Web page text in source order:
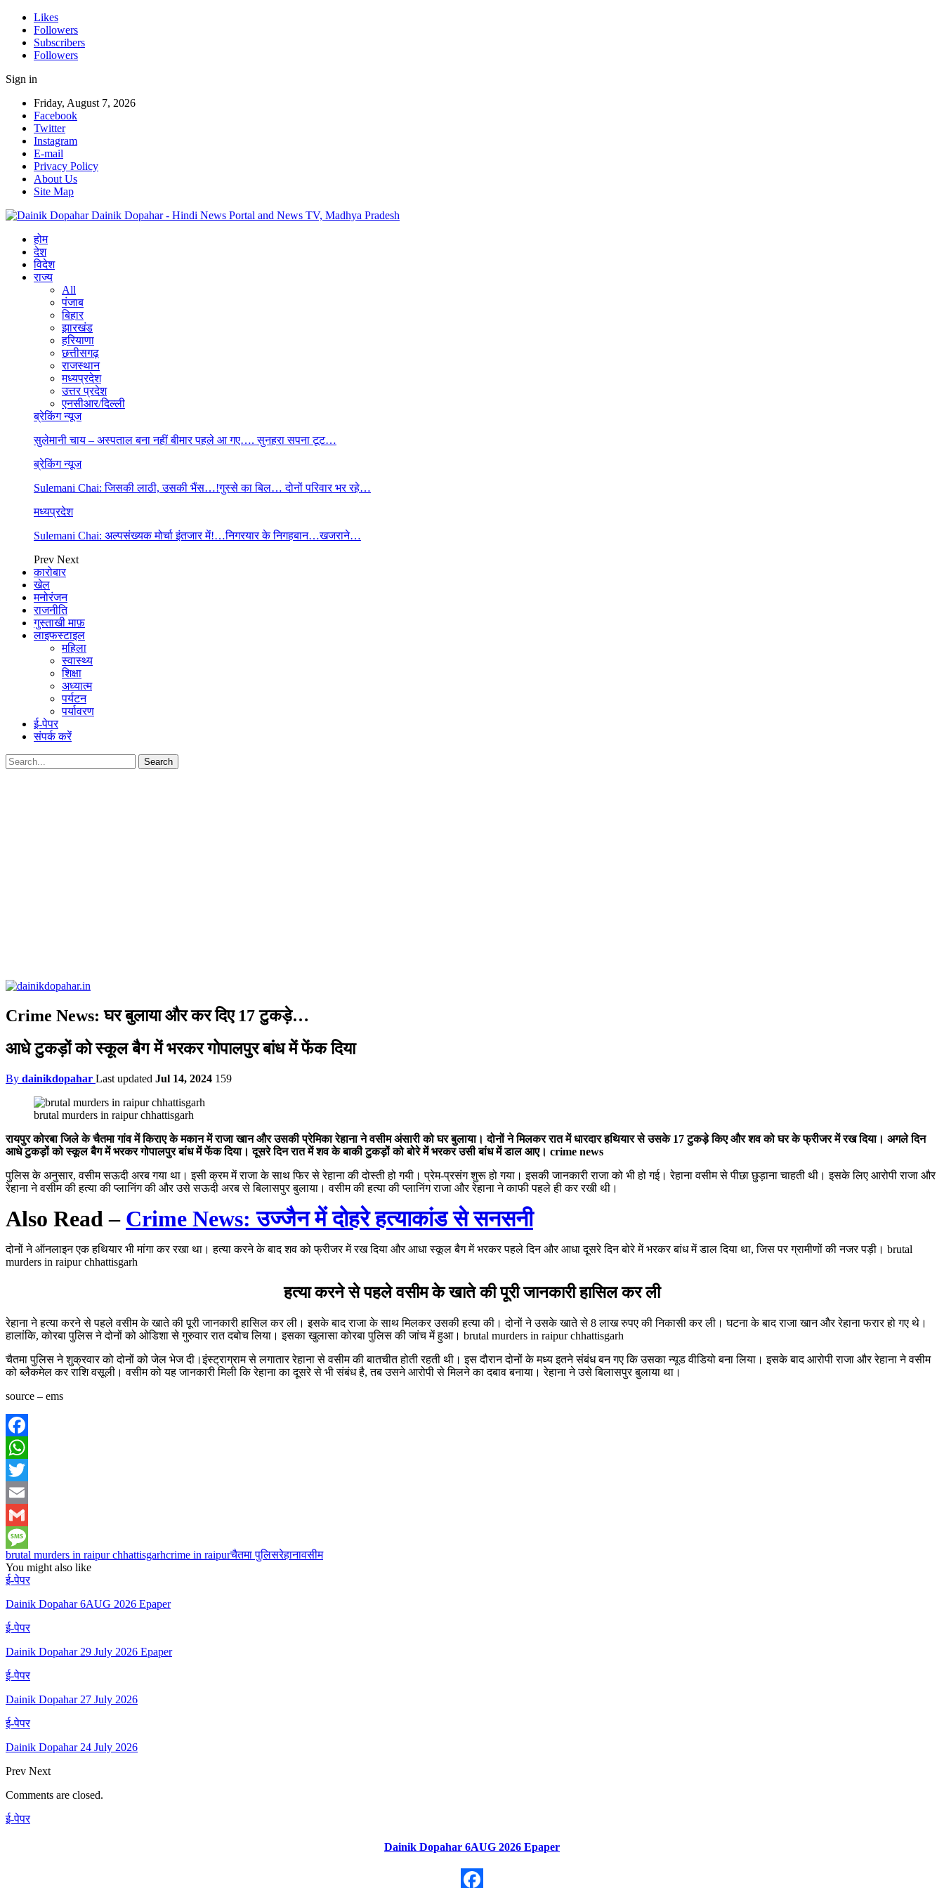
Likes
Followers
Subscribers
Followers
Sign in
Friday, August 7, 2026
Facebook
Twitter
Instagram
E-mail
Privacy Policy
About Us
Site Map
Dainik Dopahar - Hindi News Portal and News TV, Madhya Pradesh
होम
देश
विदेश
राज्य
All
पंजाब
बिहार
झारखंड
हरियाणा
छत्तीसगढ़
राजस्थान
मध्यप्रदेश
उत्तर प्रदेश
एनसीआर/दिल्ली
ब्रेकिंग न्यूज
सुलेमानी चाय – अस्पताल बना नहीं बीमार पहले आ गए…. सुनहरा सपना टूट…
ब्रेकिंग न्यूज
Sulemani Chai: जिसकी लाठी, उसकी भैंस…!गुस्से का बिल… दोनों परिवार भर रहे…
मध्यप्रदेश
Sulemani Chai: अल्पसंख्यक मोर्चा इंतजार में!…निगरयार के निगहबान…खजराने…
Prev Next
कारोबार
खेल
मनोरंजन
राजनीति
गुस्ताखी माफ़
लाइफस्टाइल
महिला
स्वास्थ्य
शिक्षा
अध्यात्म
पर्यटन
पर्यावरण
ई-पेपर
संपर्क करें
Crime News: घर बुलाया और कर दिए 17 टुकड़े…
आधे टुकड़ों को स्कूल बैग में भरकर गोपालपुर बांध में फेंक दिया
By dainikdopahar Last updated Jul 14, 2024 159
brutal murders in raipur chhattisgarh
रायपुर कोरबा जिले के चैतमा गांव में किराए के मकान में राजा खान और उसकी प्रेमिका रेहाना ने वसीम अंसारी को घर बुलाया। दोनों ने मिलकर रात में धारदार हथियार से उसके 17 टुकड़े किए और शव को घर के फ्रीजर में रख दिया। अगले दिन
आधे टुकड़ों को स्कूल बैग में भरकर गोपालपुर बांध में फेंक दिया। दूसरे दिन रात में शव के बाकी टुकड़ों को बोरे में भरकर उसी बांध में डाल आए। crime news
पुलिस के अनुसार, वसीम सऊदी अरब गया था। इसी क्रम में राजा के साथ फिर से रेहाना की दोस्ती हो गयी। प्रेम-प्रसंग शुरू हो गया। इसकी जानकारी राजा को भी हो गई। रेहाना वसीम से पीछा छुड़ाना चाहती थी। इसके लिए आरोपी राजा और
रेहाना ने वसीम की हत्या की प्लानिंग की और उसे सऊदी अरब से बिलासपुर बुलाया। वसीम की हत्या की प्लानिंग राजा और रेहाना ने काफी पहले ही कर रखी थी।
Also Read – Crime News: उज्जैन में दोहरे हत्याकांड से सनसनी
दोनों ने ऑनलाइन एक हथियार भी मांगा कर रखा था। हत्या करने के बाद शव को फ्रीजर में रख दिया और आधा स्कूल बैग में भरकर पहले दिन और आधा दूसरे दिन बोरे में भरकर बांध में डाल दिया था, जिस पर ग्रामीणों की नजर पड़ी। brutal
murders in raipur chhattisgarh
हत्या करने से पहले वसीम के खाते की पूरी जानकारी हासिल कर ली
रेहाना ने हत्या करने से पहले वसीम के खाते की पूरी जानकारी हासिल कर ली। इसके बाद राजा के साथ मिलकर उसकी हत्या की। दोनों ने उसके खाते से 8 लाख रुपए की निकासी कर ली। घटना के बाद राजा खान और रेहाना फरार हो गए थे।
हालांकि, कोरबा पुलिस ने दोनों को ओडिशा से गुरुवार रात दबोच लिया। इसका खुलासा कोरबा पुलिस की जांच में हुआ। brutal murders in raipur chhattisgarh
चैतमा पुलिस ने शुक्रवार को दोनों को जेल भेज दी।इंस्ट्राग्राम से लगातार रेहाना से वसीम की बातचीत होती रहती थी। इस दौरान दोनों के मध्य इतने संबंध बन गए कि उसका न्यूड वीडियो बना लिया। इसके बाद आरोपी राजा और रेहाना ने वसीम
को ब्लैकमेल कर राशि वसूली। वसीम को यह जानकारी मिली कि रेहाना का दूसरे से भी संबंध है, तब उसने आरोपी से मिलने का दबाव बनाया। रेहाना ने उसे बिलासपुर बुलाया था।
source – ems
Facebook
WhatsApp
Twitter
Email
Gmail
Message
brutal murders in raipur chhattisgarhcrime in raipurचैतमा पुलिसरेहानावसीम
You might also like
ई-पेपर
Dainik Dopahar 6AUG 2026 Epaper
ई-पेपर
Dainik Dopahar 29 July 2026 Epaper
ई-पेपर
Dainik Dopahar 27 July 2026
ई-पेपर
Dainik Dopahar 24 July 2026
Prev Next
Comments are closed.
ई-पेपर
Dainik Dopahar 6AUG 2026 Epaper